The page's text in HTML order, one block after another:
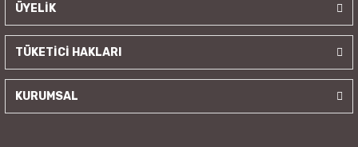
ÜYELİK
TÜKETİCİ HAKLARI
KURUMSAL